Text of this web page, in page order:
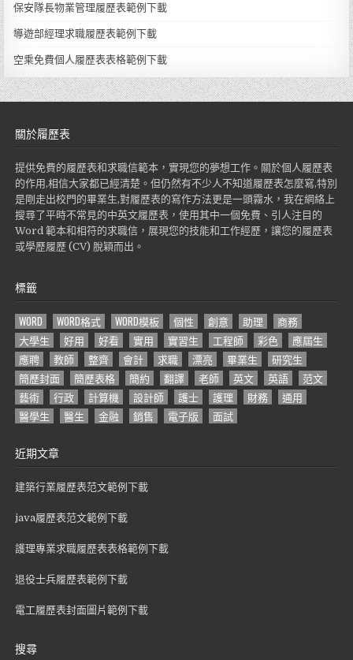
保安隊長物業管理履歷表範例下載
導遊部經理求職履歷表範例下載
空乘免費個人履歷表表格範例下載
關於履歷表
提供免費的履歷表和求職信範本，實現您的夢想工作。關於個人履歷表
的作用,相信大家都已經清楚。但仍然有不少人不知道履歷表怎麼寫,特別
是剛走出校門的畢業生,對履歷表的寫作方法更是一頭霧水，我在網絡上
搜尋了平時不常見的中英文履歷表，使用其中一個免費、引人注目的
Word 範本和相符的求職信，展現您的技能和工作經歷，讓您的履歷表
或學歷履歷 (CV) 脫穎而出。
標籤
WORD WORD格式 WORD模板 個性 創意 助理
商務
大學生
好用 好看 實用 實習生 工程師 彩色
應屆生
應聘
教師 整齊 會計 求職 漂亮 畢業生
研究生
簡歷封面
簡歷表格 簡約 翻譯 老師 英文 英語
范文
藝術
行政 計算機 設計師 護士 護理 財務
通用
醫學生
醫生 金融 銷售 電子版 面試
近期文章
建築行業履歷表范文範例下載
java履歷表范文範例下載
護理專業求職履歷表表格範例下載
退役士兵履歷表範例下載
電工履歷表封面圖片範例下載
搜尋